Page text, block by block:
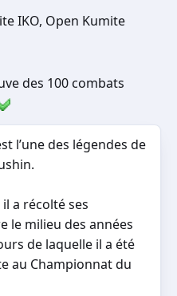
IKO, Open Kumite
des 100 combats
l’une des légendes de
a récolté ses
le milieu des années
de laquelle il a été
au Championnat du